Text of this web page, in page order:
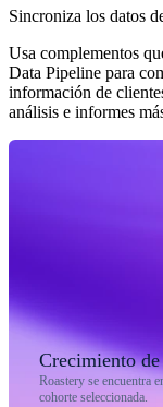
Sincroniza los datos
Usa complementos
Data Pipeline para
información de
análisis e informes
Crecimiento
Roastery se encuentra
cohorte seleccionada.